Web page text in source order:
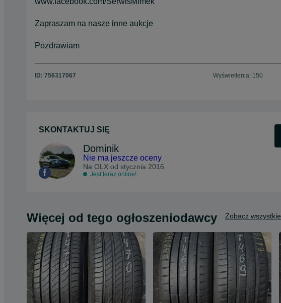
Zapraszam na nasze inne aukcje
Pozdrawiam
ID: 756317067 Wyświetlenia: 150
SKONTAKTUJ SIĘ
Dominik
Nie ma jeszcze oceny
Na OLX od stycznia 2016
Jest teraz online!
Więcej od tego ogłoszeniodawcy Zobacz wszystkie